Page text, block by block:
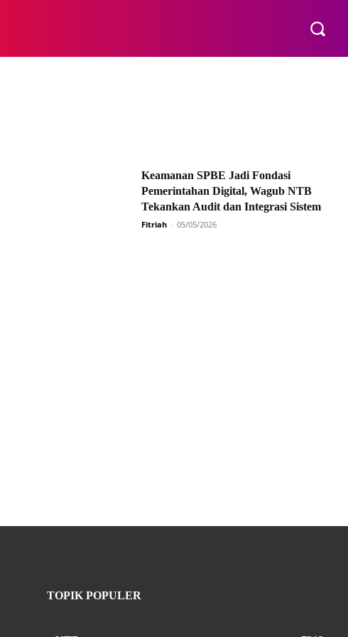
Keamanan SPBE Jadi Fondasi
Pemerintahan Digital, Wagub NTB
Tekankan Audit dan Integrasi Sistem
Fitriah - 05/05/2026
TOPIK POPULER